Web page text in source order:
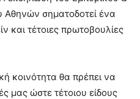
Αθηνών σηματοδοτεί ένα
και τέτοιες πρωτοβουλίες
κοινότητα θα πρέπει να
μας ώστε τέτοιου είδους